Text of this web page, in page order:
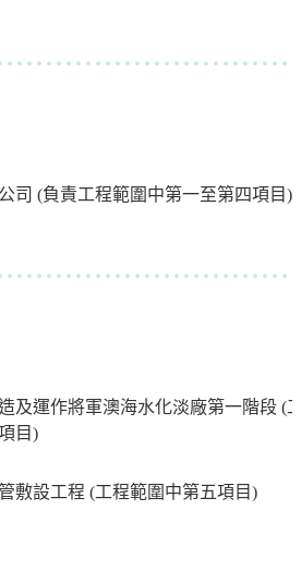
司 (負責工程範圍中第一至第四項目)
及運作將軍澳海水化淡廠第一階段 (
目)
敷設工程 (工程範圍中第五項目)